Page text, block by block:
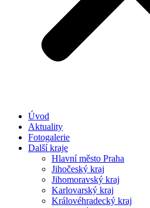
Úvod
Aktuality
Fotogalerie
Další kraje
Hlavní město Praha
Jihočeský kraj
Jihomoravský kraj
Karlovarský kraj
Královéhradecký kraj